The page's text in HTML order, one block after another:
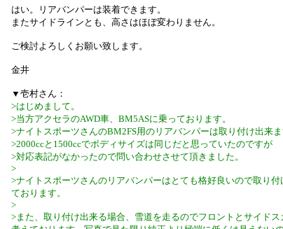
はい。リアバンパーは装着できます。
またサイドラインとも、高さはほぼ変わりません。
ご検討よろしくお願い致します。
金井
▼壱村さん：
>はじめまして。
>当方アクセラのAWD車、BM5ASに乗っております。
>ナイトスポーツさんのBM2FS用のリアバンパーは取り付け出来
>2000ccと1500ccでボディサイズは同じだと思っていたのですが
>対応表記がなかったので問い合わせさせて頂きました。
>
>ナイトスポーツさんのリアバンパーはとても格好良いので取り
ております。
>
>また、取り付け出来る場合、雪道を走るのでフロントとサイドス